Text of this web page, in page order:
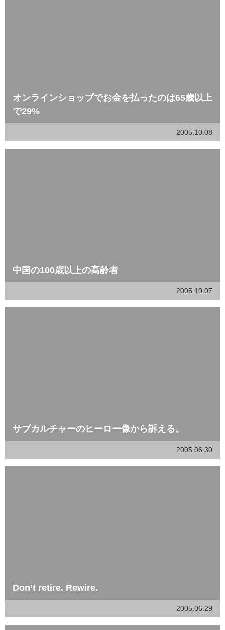
オンラインショップでお金を払ったのは65歳以上
で29%
2005.10.08
中国の100歳以上の高齢者
2005.10.07
サブカルチャーのヒーロー像から訴える。
2005.06.30
Don’t retire. Rewire.
2005.06.29